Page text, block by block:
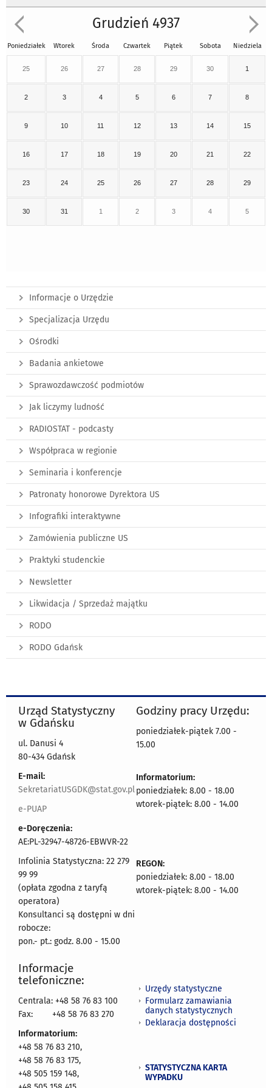
Grudzień 4937
Poniedziałek Wtorek Środa Czwartek Piątek Sobota Niedziela
25 26 27 28 29 30 1
2 3 4 5 6 7 8
9 10 11 12 13 14 15
16 17 18 19 20 21 22
23 24 25 26 27 28 29
30 31 1 2 3 4 5
Informacje o Urzędzie
Specjalizacja Urzędu
Ośrodki
Badania ankietowe
Sprawozdawczość podmiotów
Jak liczymy ludność
RADIOSTAT - podcasty
Współpraca w regionie
Seminaria i konferencje
Patronaty honorowe Dyrektora US
Infografiki interaktywne
Zamówienia publiczne US
Praktyki studenckie
Newsletter
Likwidacja / Sprzedaż majątku
RODO
RODO Gdańsk
Urząd Statystyczny
w Gdańsku
ul. Danusi 4
80-434 Gdańsk
E-mail:
SekretariatUSGDK@stat.gov.pl
e-PUAP
e-Doręczenia:
AE:PL-32947-48726-EBWVR-22
Infolinia Statystyczna: 22 279
99 99
(opłata zgodna z taryfą
operatora)
Konsultanci są dostępni w dni
robocze:
pon.- pt.: godz. 8.00 - 15.00
Godziny pracy Urzędu:
poniedziałek-piątek 7.00 -
15.00
Informatorium:
poniedziałek: 8.00 - 18.00
wtorek-piątek: 8.00 - 14.00
REGON:
poniedziałek: 8.00 - 18.00
wtorek-piątek: 8.00 - 14.00
Informacje
telefoniczne:
Centrala: +48 58 76 83 100
Fax:
+48 58 76 83 270
Informatorium:
+48 58 76 83 210,
+48 58 76 83 175,
+48 505 159 148,
Urzędy statystyczne
Formularz zamawiania
danych statystycznych
Deklaracja dostępności
STATYSTYCZNA KARTA
WYPADKU